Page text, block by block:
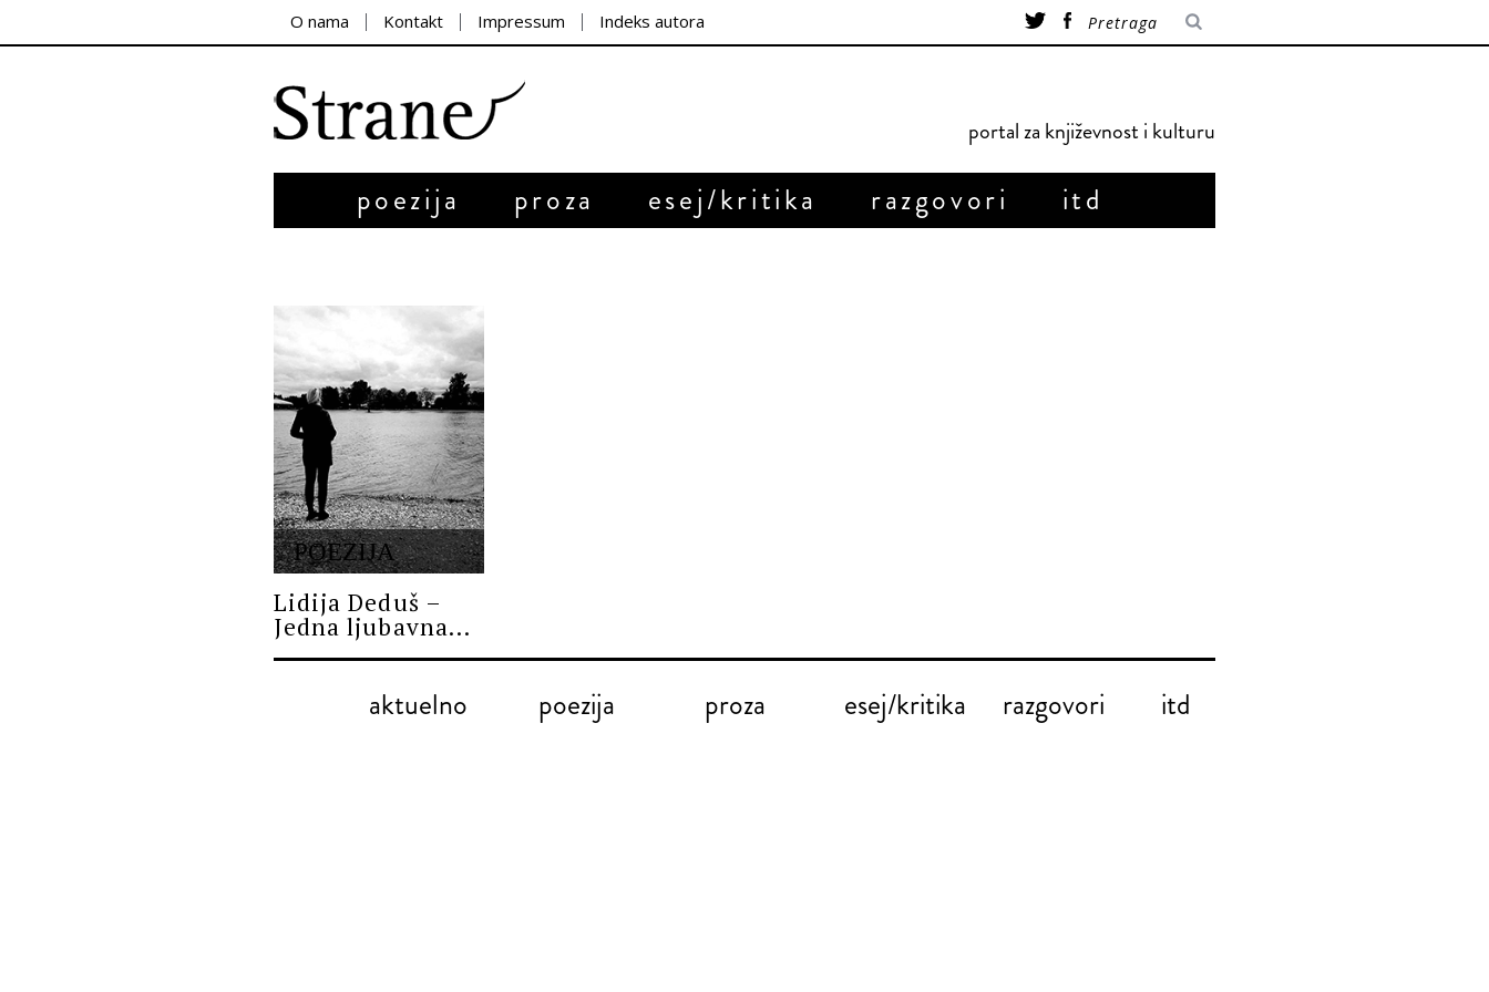
O nama Kontakt Impressum Indeks autora
portal za književnost i kulturu
poezija proza esej/kritika razgovori itd
POEZIJA
Lidija Deduš –
Jedna ljubavna...
aktuelno poezija proza esej/kritika razgovori itd